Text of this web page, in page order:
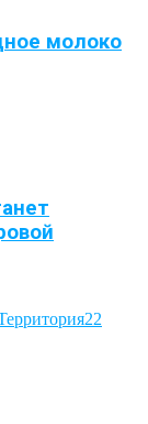
молоко